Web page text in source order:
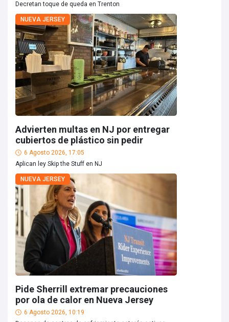
Decretan toque de queda en Trenton
NUEVA JERSEY
Advierten multas en NJ por entregar
cubiertos de plástico sin pedir
6 Agosto 2026, 17:05
Aplican ley Skip the Stuff en NJ
NUEVA JERSEY
Pide Sherrill extremar precauciones
por ola de calor en Nueva Jersey
6 Agosto 2026, 10:19